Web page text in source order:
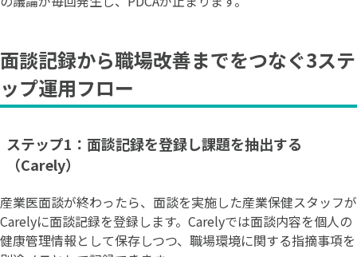
面談記録から職場改善までをつなぐ3ステ
ップ運用フロー
ステップ1：面談記録を登録し課題を抽出する
（Carely）
産業医面談が終わったら、面談を実施した産業保健スタッフが
Carelyに面談記録を登録します。Carelyでは面談内容を個人の
健康管理情報として保存しつつ、職場環境に関する指摘事項を